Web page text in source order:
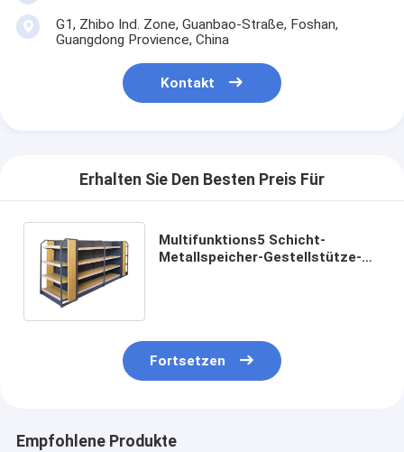
G1, Zhibo Ind. Zone, Guanbao-Straße, Foshan,
Guangdong Provience, China
Kontakt
Erhalten Sie Den Besten Preis Für
Multifunktions5 Schicht-
Metallspeicher-Gestellstütze-
Fortsetzen
Empfohlene Produkte